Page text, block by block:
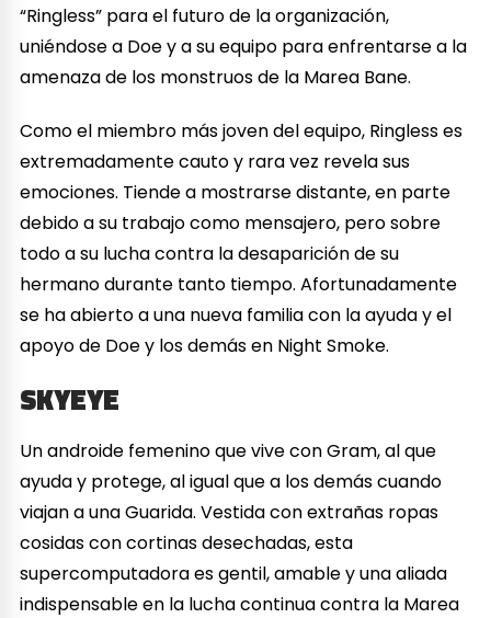
“Ringless” para el futuro de la organización,
uniéndose a Doe y a su equipo para enfrentarse a la
amenaza de los monstruos de la Marea Bane.
Como el miembro más joven del equipo, Ringless es
extremadamente cauto y rara vez revela sus
emociones. Tiende a mostrarse distante, en parte
debido a su trabajo como mensajero, pero sobre
todo a su lucha contra la desaparición de su
hermano durante tanto tiempo. Afortunadamente
se ha abierto a una nueva familia con la ayuda y el
apoyo de Doe y los demás en Night Smoke.
SKYEYE
Un androide femenino que vive con Gram, al que
ayuda y protege, al igual que a los demás cuando
viajan a una Guarida. Vestida con extrañas ropas
cosidas con cortinas desechadas, esta
supercomputadora es gentil, amable y una aliada
indispensable en la lucha continua contra la Marea